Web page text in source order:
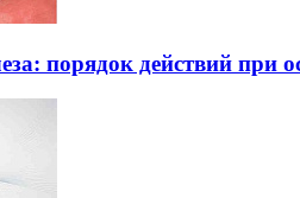
порядок действий